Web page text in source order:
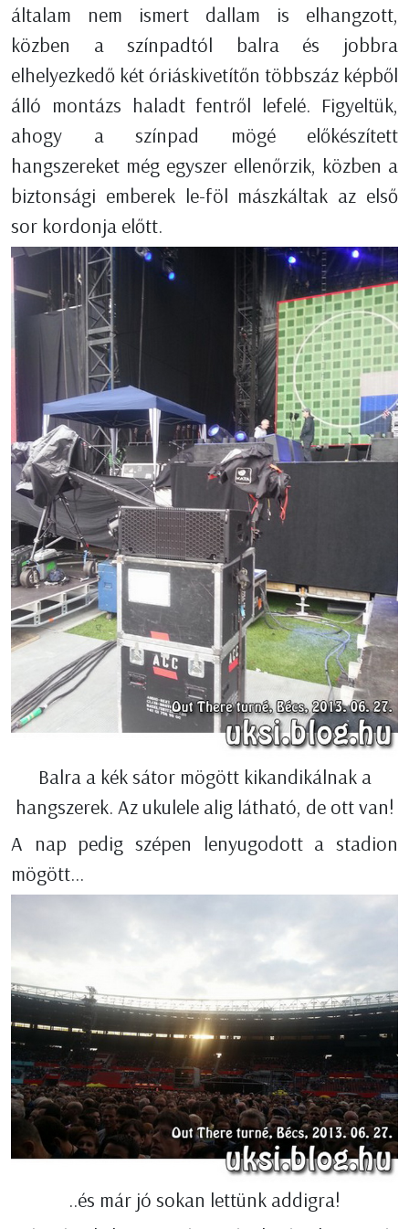
általam nem ismert dallam is elhangzott,
közben a színpadtól balra és jobbra
elhelyezkedő két óriáskivetítőn többszáz képből
álló montázs haladt fentről lefelé. Figyeltük,
ahogy a színpad mögé előkészített
hangszereket még egyszer ellenőrzik, közben a
biztonsági emberek le-föl mászkáltak az első
sor kordonja előtt.
Balra a kék sátor mögött kikandikálnak a
hangszerek. Az ukulele alig látható, de ott van!
A nap pedig szépen lenyugodott a stadion
mögött...
..és már jó sokan lettünk addigra!